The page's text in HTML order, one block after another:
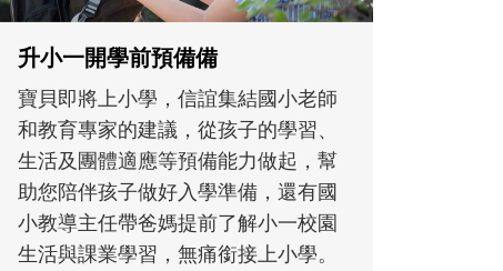
體遊戲，到獨立自主、角色認同及解
決問題的能力養成。爸爸正嘗試用不
同的模樣，參與孩子每個重要的成長
歷程。